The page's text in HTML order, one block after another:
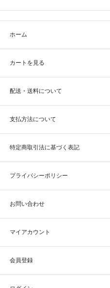
ホーム
カートを見る
配送・送料について
支払方法について
特定商取引法に基づく表記
プライバシーポリシー
お問い合わせ
マイアカウント
会員登録